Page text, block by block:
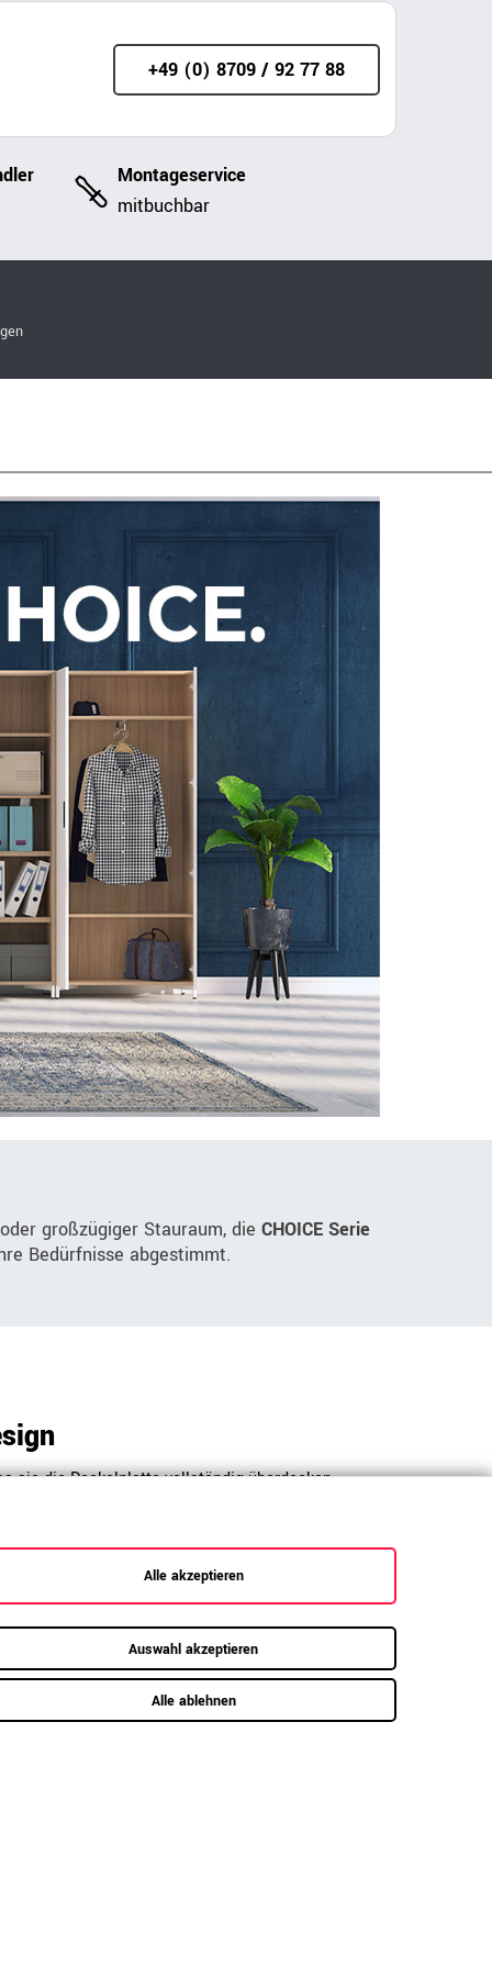
+49 (0) 8709 / 92 77 88
Montageservice
mitbuchbar
großzügiger Stauraum, die CHOICE Serie
Bedürfnisse abgestimmt.
sie die Deckelplatte vollständig überdecken,
macht die Schränke auch ideal für die
So maximieren Sie Ihren Stauraum, ohne
Zudem ist die Bauweise besonders
niedriger ausfallen als bei vielen
weniger ungenutzten Raum und eine
Alle akzeptieren
Auswahl akzeptieren
Alle ablehnen